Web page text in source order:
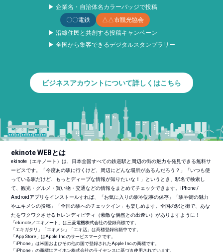
▶ 企業名・自治体名カラーバッジで投稿
〇〇電鉄
△△市観光協会
▶ 沿線住民と共創する投稿キャンペーン
▶ 全国から集客できるデジタルスタンプラリー
ビジネスアカウントについて詳しくはこちら
ekinote WEBとは
ekinote（エキノート）は、日本全国すべての鉄道駅と周辺の街の魅力を発見できる無料サ
ービスです。「今度あの駅に行くけど、周辺にどんな場所があるんだろう？」「いつも使
っている駅だけど、もっとディープな情報が知りたいな！」というとき、駅名で検索し
て、観光・グルメ・買い物・交通などの情報をまとめてチェックできます。iPhone /
Androidアプリをインストールすれば、「お気に入りの駅や記事の保存」「駅や街の魅力
やエキメシの投稿」「全国の駅へのチェックイン」も楽しめます。全国の駅と街で、あな
たをワクワクさせるセレンディピティ（素敵な偶然との出逢い）がありますように！
「ekinote／エキノート」は三菱電機株式会社の登録商標です。
「エキガタリ」「エキメシ」「エキ活」は商標登録出願中です。
「App Store」はApple Inc.のサービスマークです。
「iPhone」は米国およびその他の国で登録されたApple Inc.の商標です。
「iPhone」の商標はアイホン株式会社のライセンスに基づき使用されています。